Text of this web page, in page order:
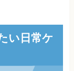
い日常ケ